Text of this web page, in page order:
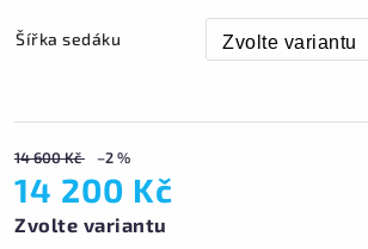
Šířka sedáku
14 600 Kč –2 %
14 200 Kč
Zvolte variantu